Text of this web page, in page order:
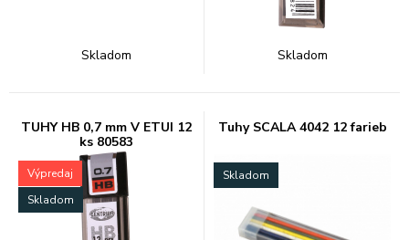
Skladom Skladom
TUHY HB 0,7 mm V ETUI 12
ks 80583
Výpredaj
Skladom
Tuhy SCALA 4042 12 farieb
Skladom